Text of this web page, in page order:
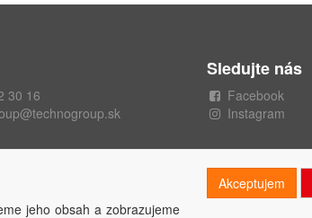
30 16
Sledujte nás
Facebook
Instagram
jeho obsah a zobrazujeme
Akceptujem